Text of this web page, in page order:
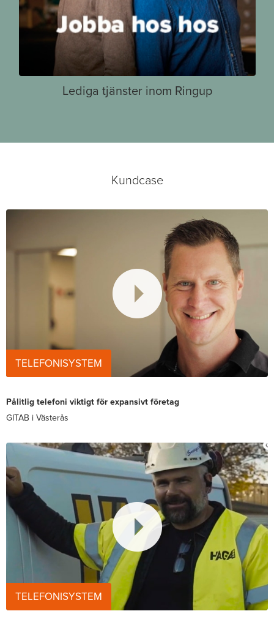
Lediga tjänster inom Ringup
Kundcase
TELEFONISYSTEM
Pålitlig telefoni viktigt för expansivt företag
GITAB i Västerås
TELEFONISYSTEM